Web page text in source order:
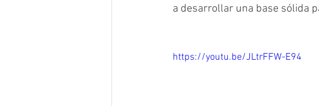
a desarrollar una base sólida
https://youtu.be/JLtrFFW-E94